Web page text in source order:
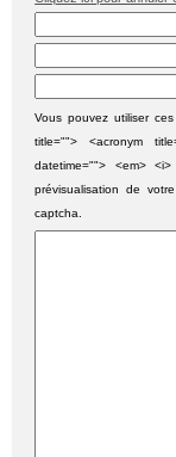
Vous pouvez utiliser
title=""> <acronym
datetime=""> <em>
prévisualisation de
captcha.